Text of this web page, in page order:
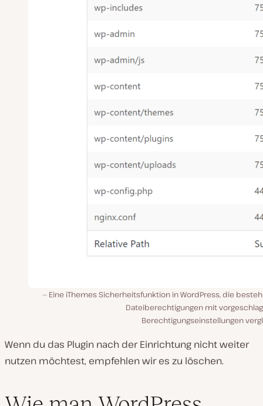
Eine iThemes Sicherheitsfunktion in WordPress, die
Dateiberechtigungen mit
Berechtigungseinstellungen
Wenn du das Plugin nach der Einrichtung nicht weiter
nutzen möchtest, empfehlen wir es zu löschen.